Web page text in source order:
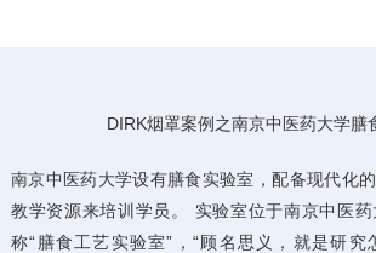
DIRK烟罩案例之南京中医药大学膳
南京中医药大学设有膳食实验室，配备现代化
教学资源来培训学员。 实验室位于南京中医
称“膳食工艺实验室”，“顾名思义，就是研究